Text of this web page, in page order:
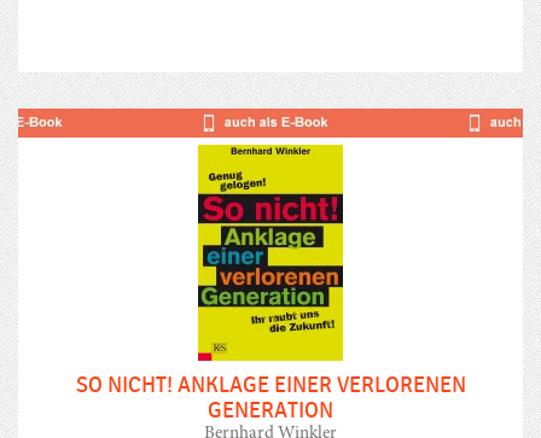
SO NICHT! ANKLAGE EINER VERLORENEN
GENERATION
Bernhard Winkler